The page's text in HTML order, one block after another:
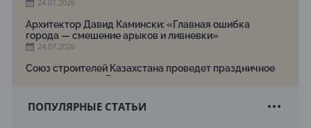
24.07.2026
Архитектор Давид Камински: «Главная ошибка
города — смешение арыков и ливневки»
24.07.2026
Союз строителей Казахстана проведет праздничное
мероприятие ко Дню строителя
Новый Строительный кодекс: что изменилось для
ПОПУЛЯРНЫЕ СТАТЬИ